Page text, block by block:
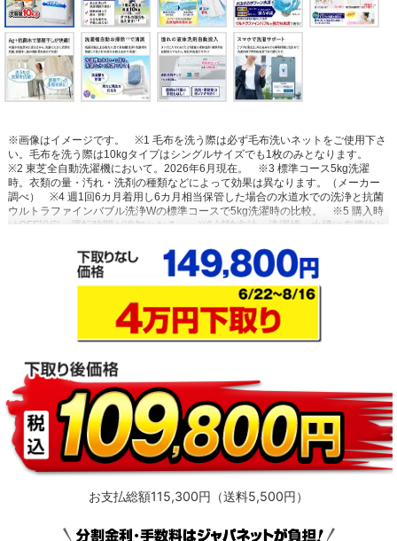
※画像はイメージです。
※1 毛布を洗う際は必ず毛布洗いネットをご使用下さ
い。毛布を洗う際は10kgタイプはシングルサイズでも1枚のみとなります。
※2 東芝全自動洗濯機において。2026年6月現在。
※3 標準コース5kg洗濯
時。衣類の量・汚れ・洗剤の種類などによって効果は異なります。（メーカー
調べ）
※4 週1回6カ月着用し6カ月相当保管した場合の水道水での洗浄と抗菌
ウルトラファインバブル洗浄Wの標準コースで5kg洗濯時の比較。
※5 購入時
はOFF設定。運転時間が追加となる。
※6 試験方法：洗濯槽・水槽に有機物と
槽・水槽の洗浄による。対象部分：洗濯槽・水槽。結果：菌の減少率99％以
お支払総額115,300円（送料5,500円）